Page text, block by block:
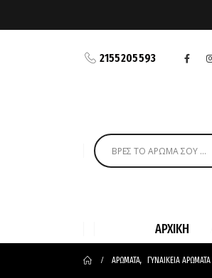
2155205593
ΑΡΧΙΚΗ
ΑΡΩΜΑΤΑ, ΓΥΝΑΙΚΕΙΑ ΑΡΩΜΑΤΑ